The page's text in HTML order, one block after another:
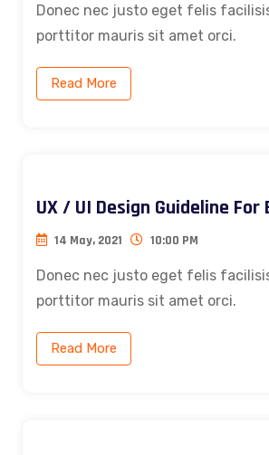
Donec nec justo eget felis
porttitor mauris sit amet orci.
Read More
UX / UI Design Guideline For
14 May, 2021 10:00 PM
Donec nec justo eget felis
porttitor mauris sit amet orci.
Read More